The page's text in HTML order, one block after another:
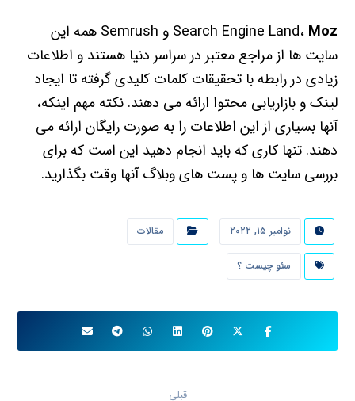
Search Engine Land، Moz
و Semrush همه این
سایت ها از مراجع معتبر در سراسر دنیا هستند و اطلاعات
زیادی در رابطه با تحقیقات کلمات کلیدی گرفته تا ایجاد
لینک و بازاریابی محتوا ارائه می دهند. نکته مهم اینکه،
آنها بسیاری از این اطلاعات را به صورت رایگان ارائه می
دهند. تنها کاری که باید انجام دهید این است که برای
بررسی سایت ها و پست های وبلاگ آنها وقت بگذارید.
نوامبر ۱۵, ۲۰۲۲ مقالات
سئو چیست ؟
قبلی